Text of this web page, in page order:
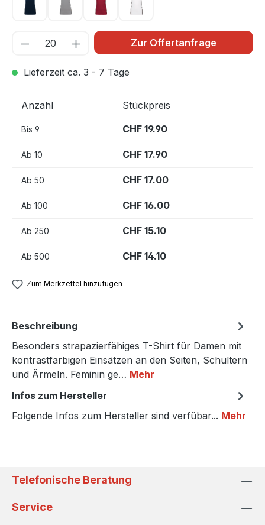
tinte 034 titan 043 weinrot 017weiß 001
Zur Offertanfrage
Lieferzeit ca. 3 - 7 Tage
Anzahl Stückpreis
Bis 9 CHF 19.90
Ab 10 CHF 17.90
Ab 50 CHF 17.00
Ab 100 CHF 16.00
Ab 250 CHF 15.10
Ab 500 CHF 14.10
Zum Merkzettel hinzufügen
Beschreibung
Besonders strapazierfähiges T-Shirt für Damen mit
kontrastfarbigen Einsätzen an den Seiten, Schultern
und Ärmeln. Feminin ge… Mehr
Infos zum Hersteller
Folgende Infos zum Hersteller sind verfübar... Mehr
Telefonische Beratung
Service